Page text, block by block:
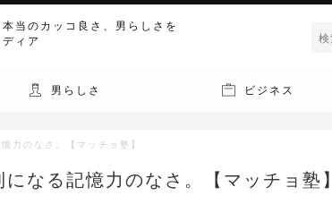
当のカッコ良さ、男らしさを
ィア
男らしさ ビジネス
力のなさ。【マッチョ塾】
なる記憶力のなさ。【マッチョ塾】